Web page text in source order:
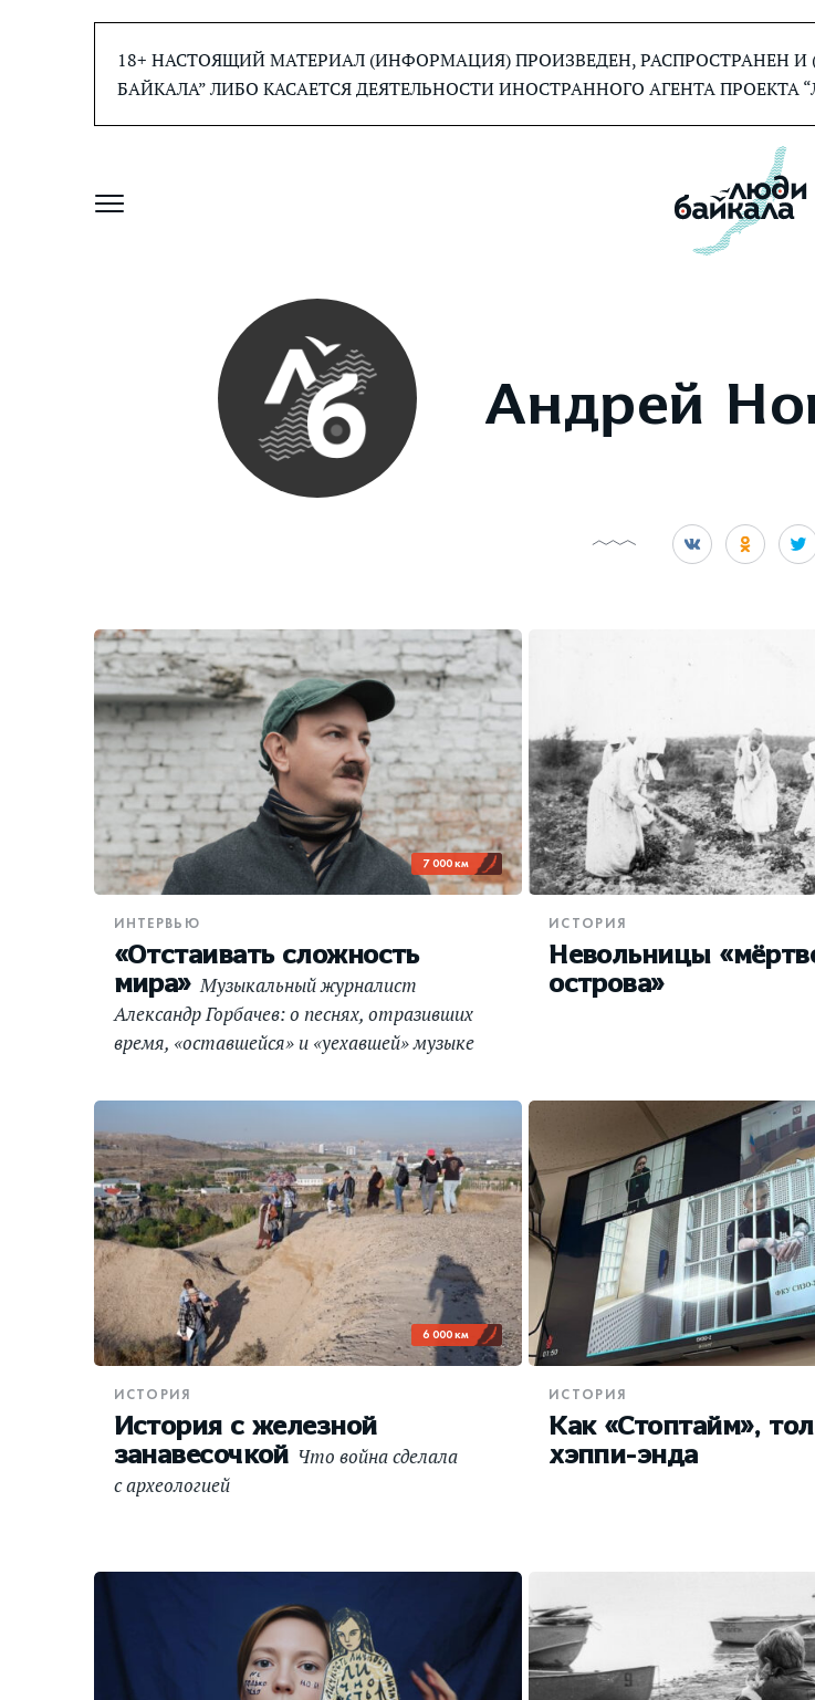
18+ НАСТОЯЩИЙ МАТЕРИАЛ (ИНФОРМАЦИЯ) ПРОИЗВЕДЕН, РАСПРОСТРАНЕН
БАЙКАЛА” ЛИБО КАСАЕТСЯ ДЕЯТЕЛЬНОСТИ ИНОСТРАННОГО АГЕНТА ПРОЕКТА
Андрей
7 000 км
ИНТЕРВЬЮ
«Отстаивать сложность
мира»Музыкальный журналист
Александр Горбачев: о песнях, отразивших
время, «оставшейся» и «уехавшей» музыке
ИСТОРИЯ
Невольницы
острова»
6 000 км
ИСТОРИЯ
История с железной
занавесочкой Что война сделала
с археологией
ИСТОРИЯ
Как «Стоптайм»,
хэппи-энда